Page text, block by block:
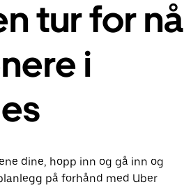
tur for nå
i
dine, hopp inn og gå inn og
på forhånd med Uber